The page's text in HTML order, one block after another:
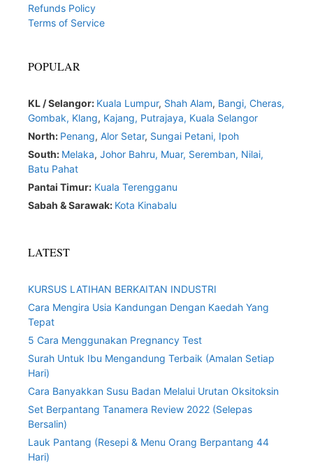
Refunds Policy
Terms of Service
POPULAR
KL / Selangor: Kuala Lumpur, Shah Alam, Bangi, Cheras,
Gombak, Klang, Kajang, Putrajaya, Kuala Selangor
North: Penang, Alor Setar, Sungai Petani, Ipoh
South: Melaka, Johor Bahru, Muar, Seremban, Nilai,
Batu Pahat
Pantai Timur: Kuala Terengganu
Sabah & Sarawak: Kota Kinabalu
LATEST
KURSUS LATIHAN BERKAITAN INDUSTRI
Cara Mengira Usia Kandungan Dengan Kaedah Yang
Tepat
5 Cara Menggunakan Pregnancy Test
Surah Untuk Ibu Mengandung Terbaik (Amalan Setiap
Hari)
Cara Banyakkan Susu Badan Melalui Urutan Oksitoksin
Set Berpantang Tanamera Review 2022 (Selepas
Bersalin)
Lauk Pantang (Resepi & Menu Orang Berpantang 44
Hari)